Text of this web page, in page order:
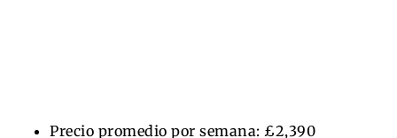
Precio promedio por semana: £2,390